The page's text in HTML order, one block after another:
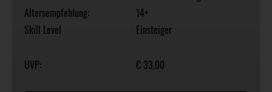
Altersempfehlung:
14+
Skill Level
Einsteiger
UVP: € 33,00